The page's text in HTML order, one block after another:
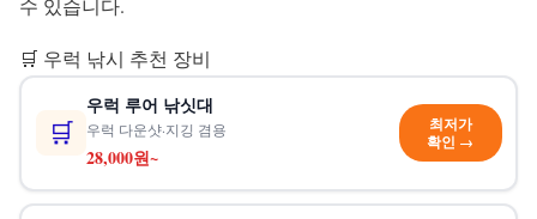
수 있습니다.
🛒 우럭 낚시 추천 장비
🛒
우럭 루어 낚싯대
우럭 다운샷·지깅 겸용
28,000원~
최저가
확인 →